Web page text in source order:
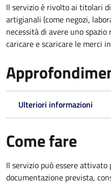
Il servizio è rivolto ai titolari
artigianali (come negozi,
necessità di avere uno
caricare e scaricare le merci
Ulteriori informazioni
Come fare
Il servizio può essere
documentazione prevista,